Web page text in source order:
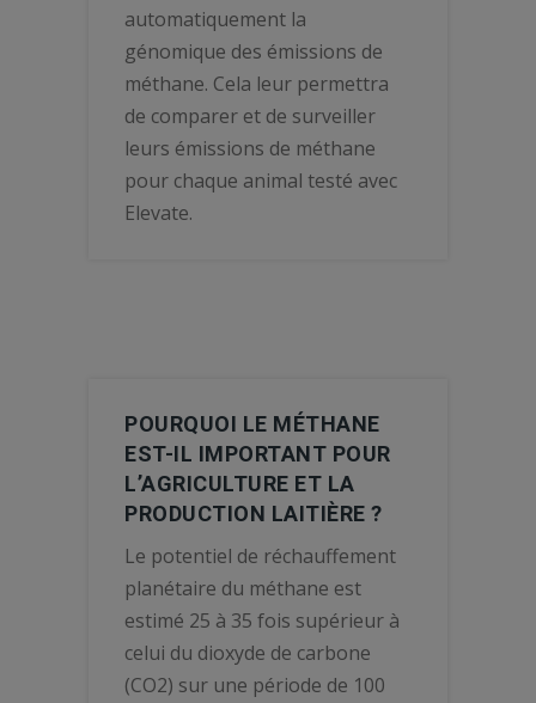
automatiquement la
génomique des émissions de
méthane. Cela leur permettra
de comparer et de surveiller
leurs émissions de méthane
pour chaque animal testé avec
Elevate.
POURQUOI LE MÉTHANE
EST-IL IMPORTANT POUR
L’AGRICULTURE ET LA
PRODUCTION LAITIÈRE ?
Le potentiel de réchauffement
planétaire du méthane est
estimé 25 à 35 fois supérieur à
celui du dioxyde de carbone
(CO2) sur une période de 100